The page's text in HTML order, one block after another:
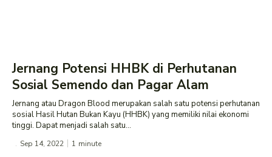
Jernang Potensi HHBK di Perhutanan
Sosial Semendo dan Pagar Alam
Jernang atau Dragon Blood merupakan salah satu potensi perhutanan
sosial Hasil Hutan Bukan Kayu (HHBK) yang memiliki nilai ekonomi
tinggi. Dapat menjadi salah satu...
Sep 14, 2022 1 minute